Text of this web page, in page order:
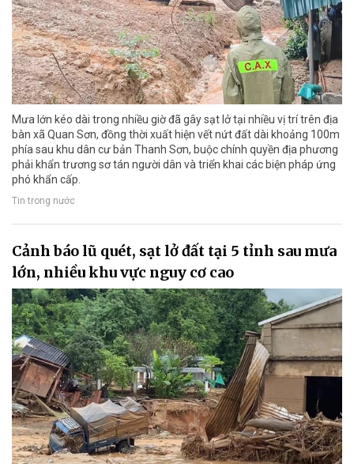
Mưa lớn kéo dài trong nhiều giờ đã gây sạt lở tại nhiều vị trí trên địa
bàn xã Quan Sơn, đồng thời xuất hiện vết nứt đất dài khoảng 100m
phía sau khu dân cư bản Thanh Sơn, buộc chính quyền địa phương
phải khẩn trương sơ tán người dân và triển khai các biện pháp ứng
phó khẩn cấp.
Tin trong nước
Cảnh báo lũ quét, sạt lở đất tại 5 tỉnh sau mưa
lớn, nhiều khu vực nguy cơ cao